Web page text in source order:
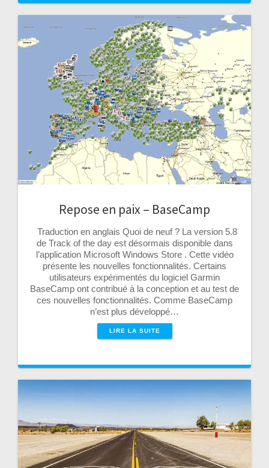
Repose en paix – BaseCamp
Traduction en anglais Quoi de neuf ? La version 5.8
de Track of the day est désormais disponible dans
l’application Microsoft Windows Store . Cette vidéo
présente les nouvelles fonctionnalités. Certains
utilisateurs expérimentés du logiciel Garmin
BaseCamp ont contribué à la conception et au test de
ces nouvelles fonctionnalités. Comme BaseCamp
n’est plus développé…
LIRE LA SUITE